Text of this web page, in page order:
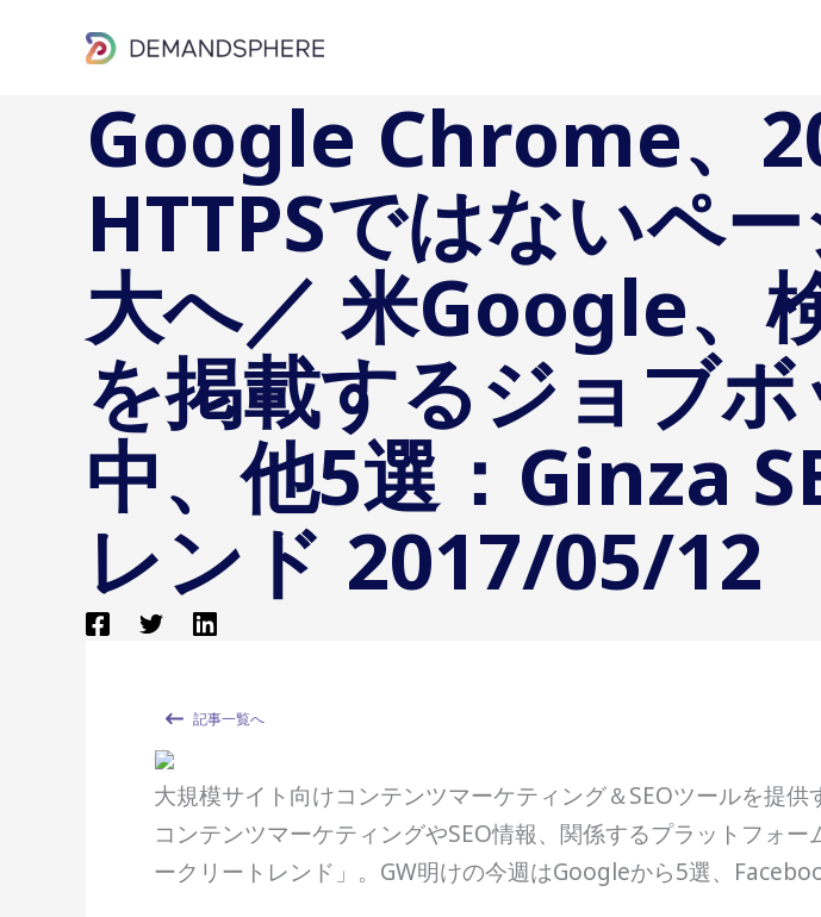
Google Chrome、
HTTPSではないペ
大へ／ 米Google、
を掲載するジョブ
中、他5選：Ginza
レンド 2017/05/12
記事一覧へ
大規模サイト向けコンテンツマーケティング＆SEOツールを提
コンテンツマーケティングやSEO情報、関係するプラットフォ
ークリートレンド」。GW明けの今週はGoogleから5選、